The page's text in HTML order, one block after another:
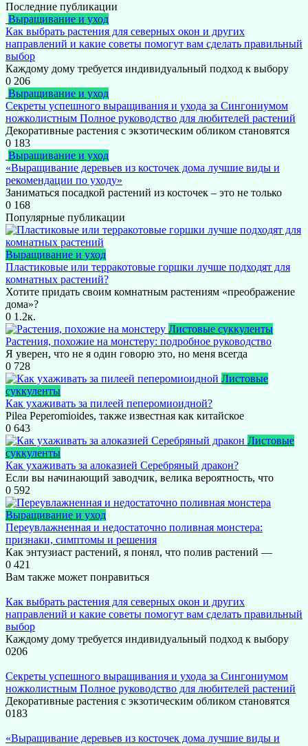
Последние публикации
Выращивание и уход
Как выбрать растения для северных окон и других
направлений и какие советы помогут вам сделать правильный
выбор
Каждому дому требуется индивидуальный подход к выбору
0 206
Выращивание и уход
Секреты успешного выращивания и ухода за Сингониумом
ножколистным Полное руководство для любителей растений
Декоративные растения с экзотическим обликом становятся
0 183
Выращивание и уход
«Выращивание деревьев из косточек дома лучшие виды и
рекомендации по уходу»
Заниматься посадкой растений из косточек – это не только
0 168
Популярные публикации
Выращивание и уход
Пластиковые или терракотовые горшки лучше подходят для
комнатных растений?
Хотите придать своим комнатным растениям «преображение
дома»?
0 1.2к.
Листовые суккуленты
Растения, похожие на монстеру: подробное руководство
Я уверен, что не я один говорю это, но меня всегда
0 728
Листовые
суккуленты
Как ухаживать за пилеей пеперомиоидной?
Pilea Peperomioides, также известная как китайское
0 643
Листовые
суккуленты
Как ухаживать за алоказией Серебряный дракон?
Если вы начинающий заводчик, велика вероятность, что
0 592
Выращивание и уход
Переувлажненная и недостаточно поливная монстера:
признаки, симптомы и решения
Как энтузиаст растений, я понял, что полив растений —
0 421
Вам также может понравиться
Как выбрать растения для северных окон и других
направлений и какие советы помогут вам сделать правильный
выбор
Каждому дому требуется индивидуальный подход к выбору
0206
Секреты успешного выращивания и ухода за Сингониумом
ножколистным Полное руководство для любителей растений
Декоративные растения с экзотическим обликом становятся
0183
«Выращивание деревьев из косточек дома лучшие виды и